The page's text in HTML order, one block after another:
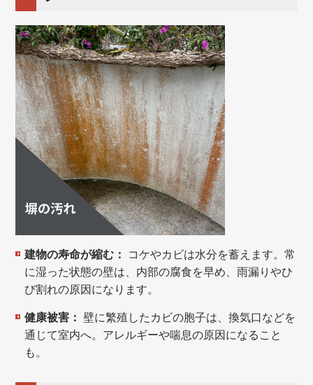
建物の寿命が縮む：
コケやカビは水分を蓄えます。常
に湿った状態の壁は、内部の腐食を早め、雨漏りやひ
び割れの原因になります。
健康被害： 壁に繁殖したカビの胞子は、換気口などを
通じて室内へ。アレルギーや喘息の原因になること
も。